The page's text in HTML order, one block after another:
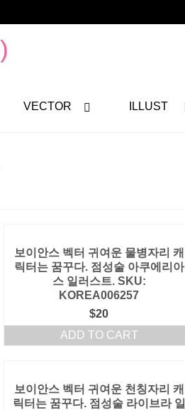
VECTOR ILLUST
보이안스 벡터 귀여운 물병자리 캐
릭터는 꿈꾸다. 점성술 아쿠에리아
스 일러스트. SKU:
KOREA006257
$20
ADD TO CART
보이안스 벡터 귀여운 천칭자리 캐
릭터는 꿈꾸다. 점성술 라이브라 일